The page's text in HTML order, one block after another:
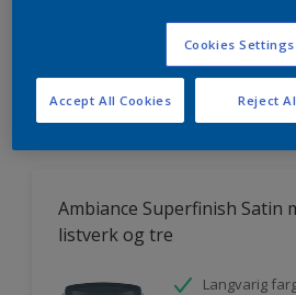
Prøv
Ambiance Superfinish Satin
listverk og tre
Langvarig
Cookies Settings
Reject
Accept All Cookies